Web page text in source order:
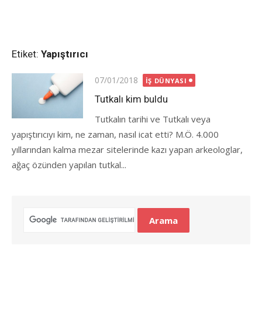
Etiket: Yapıştırıcı
Posted
on
07/01/2018 İŞ DÜNYASI
Tutkalı kim buldu
Tutkalın tarihi ve Tutkalı veya
yapıştırıcıyı kim, ne zaman, nasıl icat etti? M.Ö. 4.000
yıllarından kalma mezar sitelerinde kazı yapan arkeologlar,
ağaç özünden yapılan tutkal...